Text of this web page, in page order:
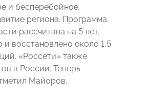
и бесперебойное
региона. Программа
рассчитана на 5 лет.
восстановлено около 1,5
«Россети» также
в России. Теперь
Майоров.